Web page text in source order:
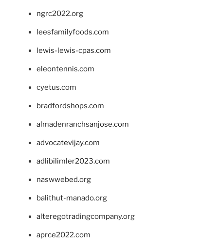
ngrc2022.org
leesfamilyfoods.com
lewis-lewis-cpas.com
eleontennis.com
cyetus.com
bradfordshops.com
almadenranchsanjose.com
advocatevijay.com
adlibilimler2023.com
naswwebed.org
balithut-manado.org
alteregotradingcompany.org
aprce2022.com